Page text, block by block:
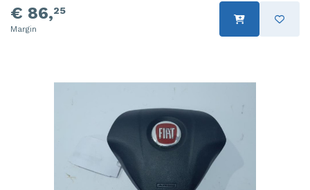
€ 86,25
Margin